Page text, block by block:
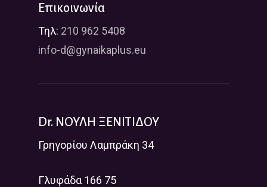
Επικοινωνία
Τηλ: 210 962 5408
info-d@gynaikaplus.eu
Dr. ΝΟΥΛΗ ΞΕΝΙΤΙΔΟΥ
Γρηγορίου Λαμπράκη 34
Γλυφάδα 166 75